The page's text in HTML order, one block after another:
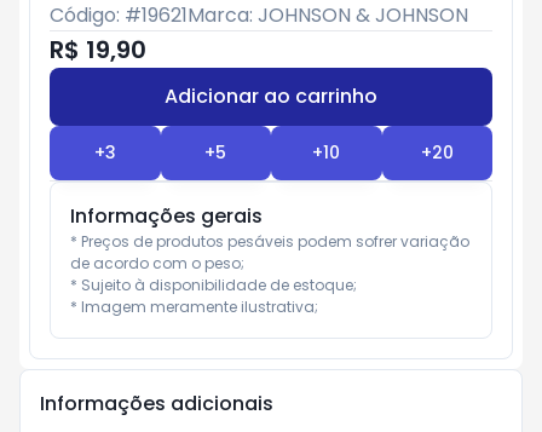
Código: #19621Marca: JOHNSON & JOHNSON
R$ 19,90
Adicionar ao carrinho
+3 +5 +10 +20
Informações gerais
* Preços de produtos pesáveis podem sofrer variação
de acordo com o peso;
* Sujeito à disponibilidade de estoque;
* Imagem meramente ilustrativa;
Informações adicionais